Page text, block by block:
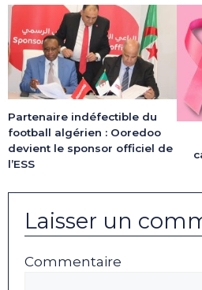
Partenaire indéfectible du
football algérien : Ooredoo
devient le sponsor officiel de
l’ESS
Laisser un
Commentaire